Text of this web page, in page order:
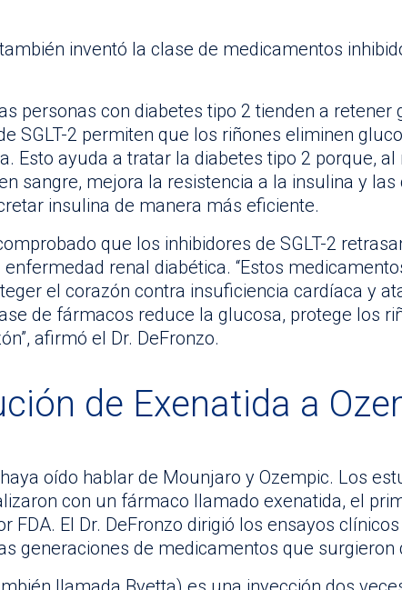
inventó la clase de medicamentos
personas con diabetes tipo 2 tienden a retener
SGLT-2 permiten que los riñones eliminen
Esto ayuda a tratar la diabetes tipo 2 porque, al
sangre, mejora la resistencia a la insulina y las
insulina de manera más eficiente.
que los inhibidores de SGLT-2
renal diabética. “Estos
el corazón contra insuficiencia cardíaca y
de fármacos reduce la glucosa, protege los
afirmó el Dr. DeFronzo.
de Exenatida a
oído hablar de Mounjaro y Ozempic. Los
con un fármaco llamado exenatida, el
FDA. El Dr. DeFronzo dirigió los ensayos
generaciones de medicamentos que surgieron